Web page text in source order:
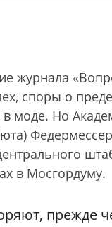
журнала
споры о
в моде. Но
в Мосгордуму.
прежде